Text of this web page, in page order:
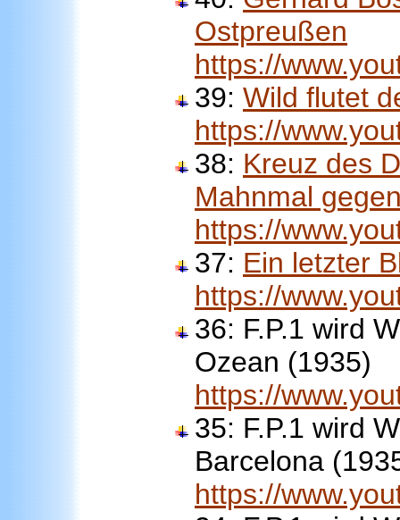
Ostpreußen
https://
39: Wild flutet
https://
38: Kreuz des
Mahnmal
https://
37: Ein letzter
https://
36: F.P.1 wird
Ozean (1935)
https://
35: F.P.1 wird
Barcelona
https://